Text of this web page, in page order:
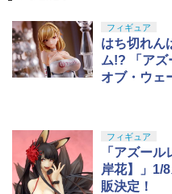
フィギュア
はち切れん
ム!? 「アズ
オブ・ウェ
フィギュア
「アズー
岸花】」1/
販決定！